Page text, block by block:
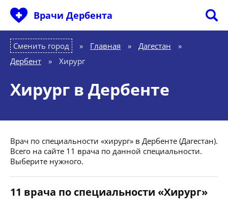
Врачи Дербента
Сменить город Главная » Дагестан
»
Дербент
» Хирург
Хирург в Дербенте
Врач по специальности «хирург» в Дербенте (Дагестан).
Всего на сайте 11 врача по данной специальности.
Выберите нужного.
11 врача по специальности «Хирург»